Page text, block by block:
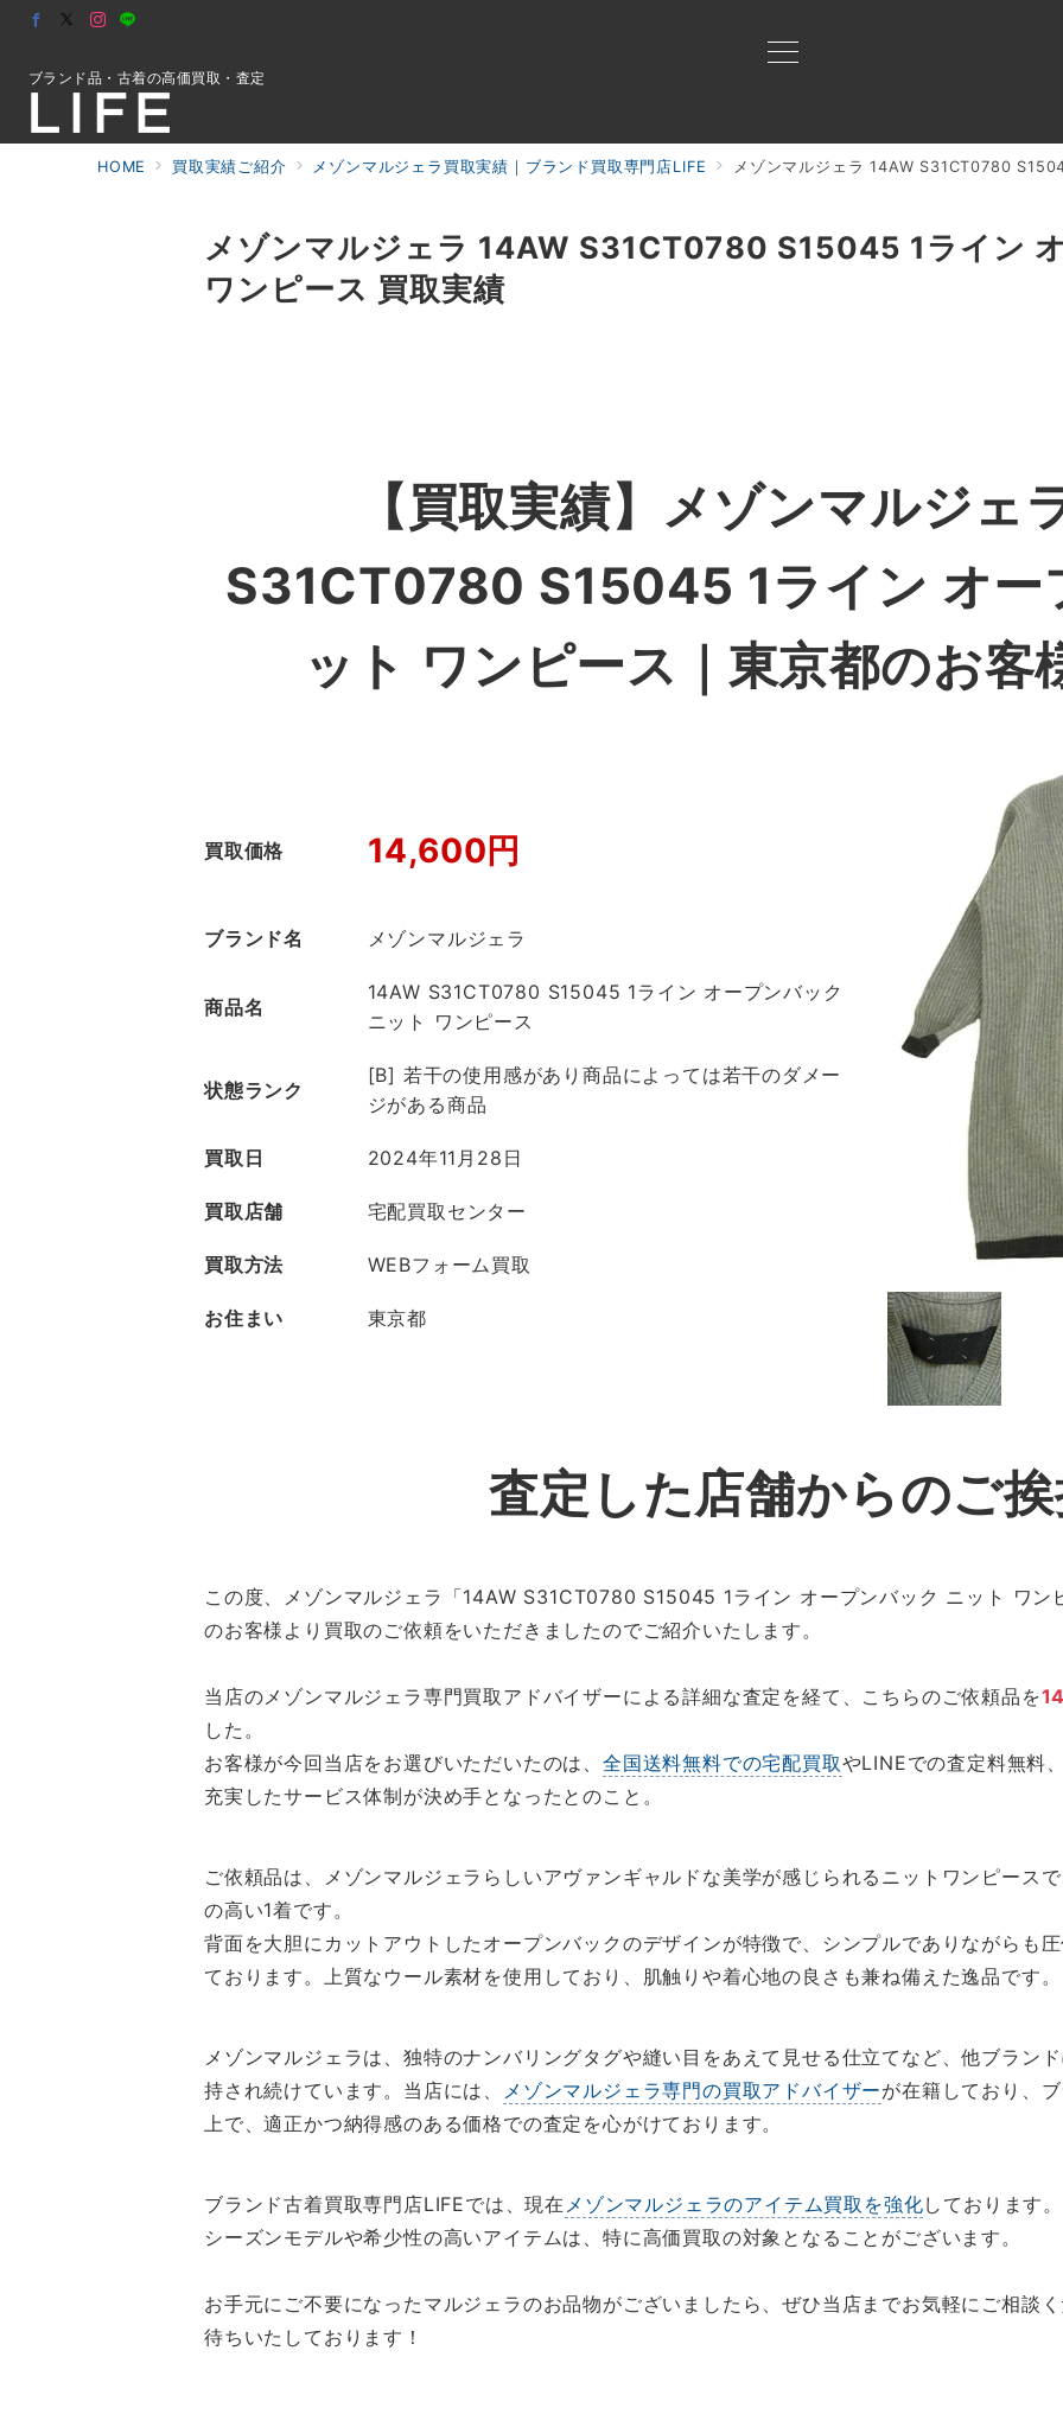
ブランド品・古着の高価買取・査定
HOME 買取実績ご紹介 メゾンマルジェラ買取実績｜ブランド買取専門店LIFE メゾンマルジェラ 14AW S31CT0780
メゾンマルジェラ 14AW S31CT0780 S15045 1ライン
ワンピース 買取実績
【買取実績】メゾンマルジェ
S31CT0780 S15045 1ライン オー
ット ワンピース｜東京都のお客
買取価格 14,600円
ブランド名 メゾンマルジェラ
商品名
14AW S31CT0780 S15045 1ライン オープンバック
ニット ワンピース
状態ランク
[B] 若干の使用感があり商品によっては若干のダメー
ジがある商品
買取日 2024年11月28日
買取店舗 宅配買取センター
買取方法 WEBフォーム買取
お住まい 東京都
査定した店舗からのご
この度、メゾンマルジェラ「14AW S31CT0780 S15045 1ライン オープンバック ニット ワン
のお客様より買取のご依頼をいただきましたのでご紹介いたします。
当店のメゾンマルジェラ専門買取アドバイザーによる詳細な査定を経て、こちらのご依頼品を
した。
お客様が今回当店をお選びいただいたのは、 全国送料無料での宅配買取やLINEでの査定料無料
充実したサービス体制が決め手となったとのこと。
ご依頼品は、メゾンマルジェラらしいアヴァンギャルドな美学が感じられるニットワンピース
の高い1着です。
背面を大胆にカットアウトしたオープンバックのデザインが特徴で、シンプルでありながらも
ております。上質なウール素材を使用しており、肌触りや着心地の良さも兼ね備えた逸品です。
メゾンマルジェラは、独特のナンバリングタグや縫い目をあえて見せる仕立てなど、他ブラン
持され続けています。当店には、 メゾンマルジェラ専門の買取アドバイザーが在籍しており、
上で、適正かつ納得感のある価格での査定を心がけております。
ブランド古着買取専門店LIFEでは、現在 メゾンマルジェラのアイテム買取を強化しております。
シーズンモデルや希少性の高いアイテムは、特に高価買取の対象となることがございます。
お手元にご不要になったマルジェラのお品物がございましたら、ぜひ当店までお気軽にご相談
待ちいたしております！